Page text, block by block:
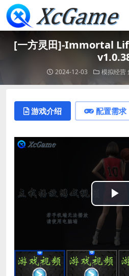
[一方灵田]-Immortal
2024-12-03 模拟经营
游戏介绍 配置需求